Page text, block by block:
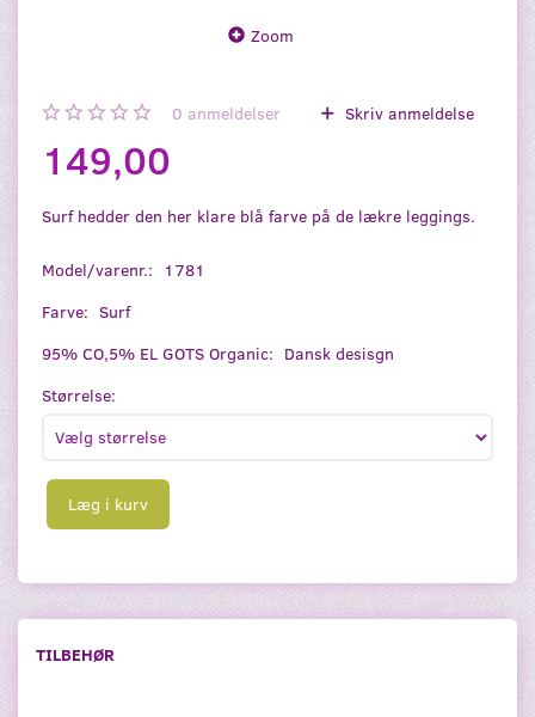
Zoom
0 anmeldelser Skriv anmeldelse
149,00
Surf hedder den her klare blå farve på de lækre leggings.
Model/varenr.:
1781
Farve: Surf
95% CO,5% EL GOTS Organic: Dansk desisgn
Størrelse:
Læg i kurv
TILBEHØR